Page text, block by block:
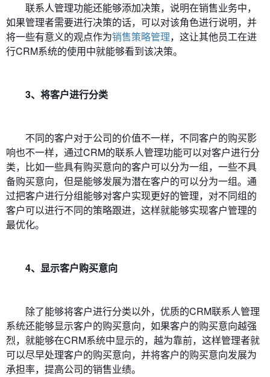
联系人管理功能还能够添加决策，说明在销售业务中，
如果管理者需要进行决策的话，可以对该角色进行说明，并
将一些有意义的观点作为销售策略管理，这让其他员工在进
行CRM系统的使用中就能够看到该决策。
3、将客户进行分类
不同的客户对于公司的价值不一样，不同客户的购买影
响也不一样，通过CRM的联系人管理功能可以对客户进行分
类，比如一些具有购买意向的客户可以分为一组，一些不具
备购买意向，但是能够发展为潜在客户的可以分为一组。通
过把客户进行分组能够对客户实现更好的管理，对不同组的
客户可以进行不同的策略跟进，这样就能够实现客户管理的
最优化。
4、显示客户购买意向
除了能够将客户进行分类以外，优质的CRM联系人管理
系统还能够显示客户的购买意向，如果客户的购买意向越强
烈，就能够在CRM系统中显示的，越为靠前，这样管理者就
可以尽早处理客户的购买意向，并将客户的购买意向发展为
承担率，提高公司的销售业绩。